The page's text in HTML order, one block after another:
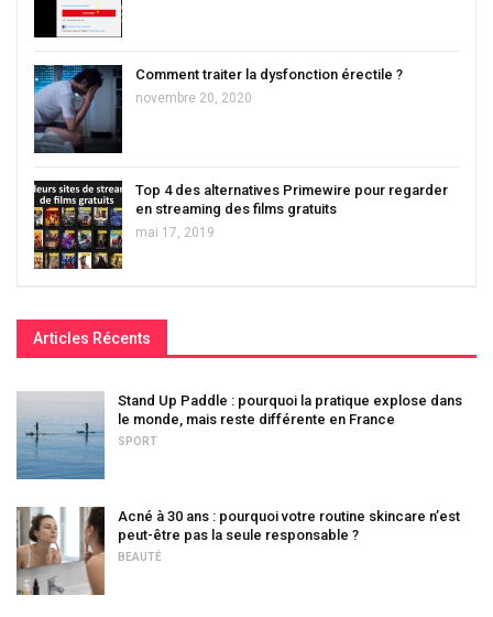
Comment traiter la dysfonction érectile ?
novembre 20, 2020
Top 4 des alternatives Primewire pour regarder
en streaming des films gratuits
mai 17, 2019
Articles Récents
Stand Up Paddle : pourquoi la pratique explose dans
le monde, mais reste différente en France
SPORT
Acné à 30 ans : pourquoi votre routine skincare n’est
peut-être pas la seule responsable ?
BEAUTÉ